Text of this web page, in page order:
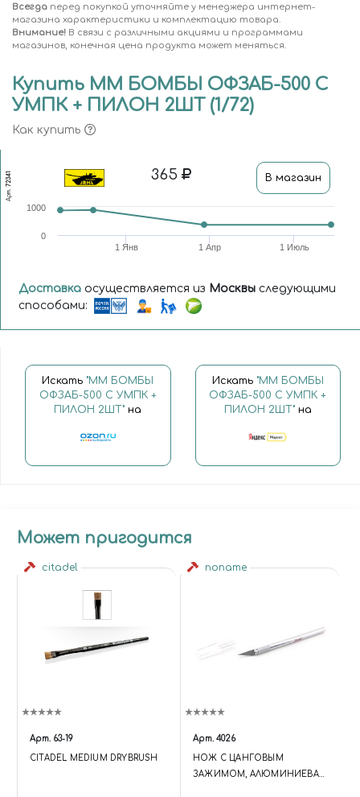
Всегда перед покупкой уточняйте у менеджера интернет-
магазина характеристики и комплектацию товара.
Внимание! В связи с различными акциями и программами
магазинов, конечная цена продукта может меняться.
Купить ММ БОМБЫ ОФЗАБ-500 С
УМПК + ПИЛОН 2ШТ (1/72)
Как купить
Арт.
72341 365 В магазин
1 Янв 1 Апр 1 Июль
0
1000
Доставка осуществляется из Москвы следующими
способами:
Искать "ММ БОМБЫ
ОФЗАБ-500 С УМПК +
ПИЛОН 2ШТ" на
Искать "ММ БОМБЫ
ОФЗАБ-500 С УМПК +
ПИЛОН 2ШТ"на
Может пригодится
citadel
Арт. 63-19
CITADEL MEDIUM DRYBRUSH
noname
Арт. 4026
НОЖ С ЦАНГОВЫМ
ЗАЖИМОМ, АЛЮМИНИЕВАЯ